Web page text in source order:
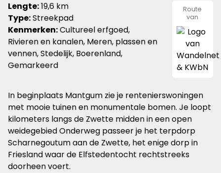
Lengte:19,6 km
Type:Streekpad
Kenmerken:Cultureel erfgoed,
Rivieren en kanalen, Meren, plassen en
vennen, Stedelijk, Boerenland,
Gemarkeerd
Route
van
&
KWbN
In beginplaats Mantgum zie je rentenierswoningen
met mooie tuinen en monumentale bomen. Je loopt
kilometers langs de Zwette midden in een open
weidegebied Onderweg passeer je het terpdorp
Scharnegoutum aan de Zwette, het enige dorp in
Friesland waar de Elfstedentocht rechtstreeks
doorheen voert.